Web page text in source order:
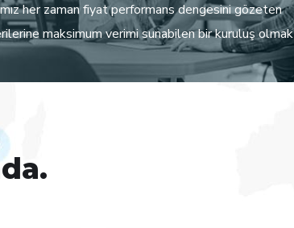
her zaman fiyat performans dengesini gözeten
maksimum verimi sunabilen bir kuruluş olmak